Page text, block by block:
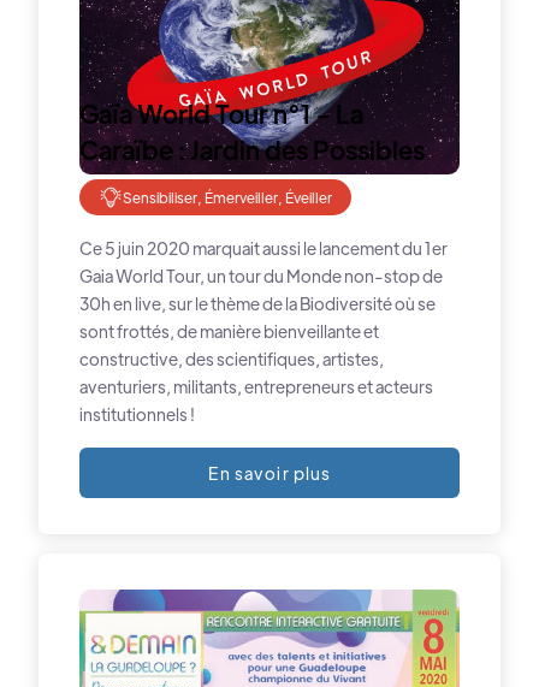
Gaïa World Tour n°1 - La
Caraïbe : Jardin des Possibles
Sensibiliser, Émerveiller, Éveiller
Ce 5 juin 2020 marquait aussi le lancement du 1er
Gaia World Tour, un tour du Monde non-stop de
30h en live, sur le thème de la Biodiversité où se
sont frottés, de manière bienveillante et
constructive, des scientifiques, artistes,
aventuriers, militants, entrepreneurs et acteurs
institutionnels !
En savoir plus